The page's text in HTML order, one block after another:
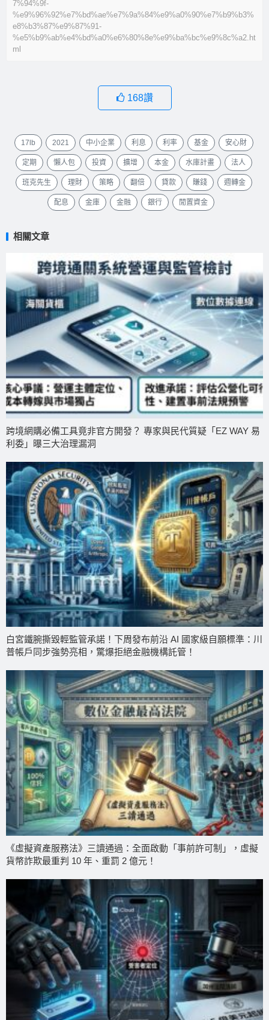
7%94%9f-
%e9%96%92%e7%bd%ae%e7%9a%84%e9%a0%90%e7%b9%b3%
e8%b3%87%e9%87%91-
%e5%b9%ab%e4%bd%a0%e6%80%8e%e9%ba%bc%e9%8c%a2.ht
ml
168讚
17lb 2021 中小企業 利息 利率 基金 安心財
定期 懶人包 投資 擴增 本金 水庫計畫 法人
班克先生 理財 策略 翻倍 貸款 賺錢 週轉金
配息 金庫 金融 銀行 閒置資金
相關文章
跨境網購必備工具竟非官方開發？ 專家與民代質疑「EZ WAY 易
利委」曝三大治理漏洞
白宮鐵腕撕毀輕監管承諾！下周發布前沿 AI 國家級自願標準：川
普帳戶同步強勢亮相，驚爆拒絕金融機構託管！
《虛擬資產服務法》三讀通過：全面啟動「事前許可制」，虛擬
貨幣詐欺最重判 10 年、重罰 2 億元！